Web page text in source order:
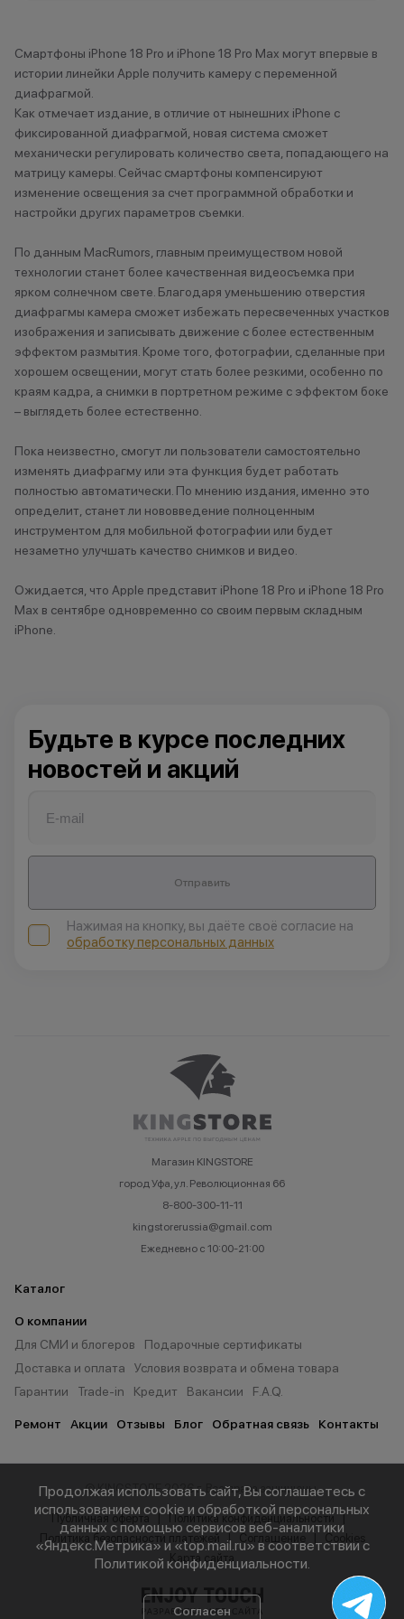
Тюмень
У
Ульяновск
Уфа
Уфа, Инорс
Уфа, Нагаево
Х
Ханты- Мансийск
Челябинск
Чистополь
Смартфоны iPhone 18 Pro и iPhone 18 Pro Max могут впервые в
истории линейки Apple получить камеру с переменной
диафрагмой.
Как отмечает издание, в отличие от нынешних iPhone с
фиксированной диафрагмой, новая система сможет
механически регулировать количество света, попадающего на
матрицу камеры. Сейчас смартфоны компенсируют
изменение освещения за счет программной обработки и
настройки других параметров съемки.
По данным MacRumors, главным преимуществом новой
технологии станет более качественная видеосъемка при
ярком солнечном свете. Благодаря уменьшению отверстия
диафрагмы камера сможет избежать пересвеченных участков
изображения и записывать движение с более естественным
эффектом размытия. Кроме того, фотографии, сделанные при
хорошем освещении, могут стать более резкими, особенно по
краям кадра, а снимки в портретном режиме с эффектом боке
– выглядеть более естественно.
Пока неизвестно, смогут ли пользователи самостоятельно
изменять диафрагму или эта функция будет работать
полностью автоматически. По мнению издания, именно это
определит, станет ли нововведение полноценным
инструментом для мобильной фотографии или будет
незаметно улучшать качество снимков и видео.
Ожидается, что Apple представит iPhone 18 Pro и iPhone 18 Pro
Max в сентябре одновременно со своим первым складным
iPhone.
Будьте в курсе последних
новостей и акций
Отправить
Нажимая на кнопку, вы даёте своё согласие на
обработку персональных данных
Магазин KINGSTORE
город Уфа, ул. Революционная 66
8-800-300-11-11
kingstorerussia@gmail.com
Ежедневно с 10:00-21:00
Каталог
О компании
Для СМИ и блогеров
Подарочные сертификаты
Доставка и оплата
Условия возврата и обмена товара
Гарантии
Trade-in Кредит Вакансии F.A.Q.
Ремонт Акции Отзывы Блог Обратная связь Контакты
© KINGSTORE 2026 г. Все права защищены.
Публичная оферта
Политика конфиденциальности
Политика безопасности платежей
Карта сайта
Продолжая использовать сайт, Вы соглашаетесь с
использованием cookie и обработкой персональных
данных с помощью сервисов веб-аналитики
«Яндекс.Метрика» и «top.mail.ru» в соответствии с
Политикой конфиденциальности.
Согласен